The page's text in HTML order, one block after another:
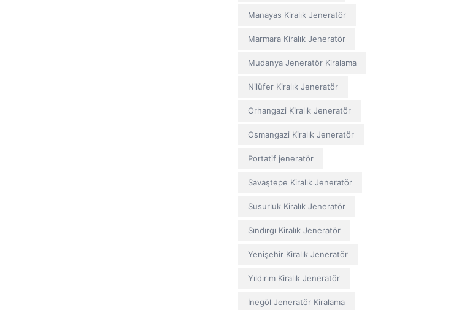
Manayas Kiralık Jeneratör
Marmara Kiralık Jeneratör
Mudanya Jeneratör Kiralama
Nilüfer Kiralık Jeneratör
Orhangazi Kiralık Jeneratör
Osmangazi Kiralık Jeneratör
Portatif jeneratör
Savaştepe Kiralık Jeneratör
Susurluk Kiralık Jeneratör
Sındırgı Kiralık Jeneratör
Yenişehir Kiralık Jeneratör
Yıldırım Kiralık Jeneratör
İnegöl Jeneratör Kiralama